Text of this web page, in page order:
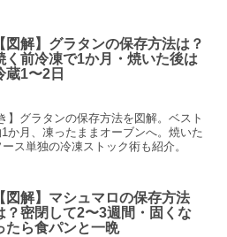
【図解】グラタンの保存方法は？
く前冷凍で1か月・焼いた後は
蔵1〜2日
】グラタンの保存方法を図解。ベスト
か月、凍ったままオーブンへ。焼いた
ス単独の冷凍ストック術も紹介。
【図解】マシュマロの保存方法
？密閉して2〜3週間・固くな
たら食パンと一晩